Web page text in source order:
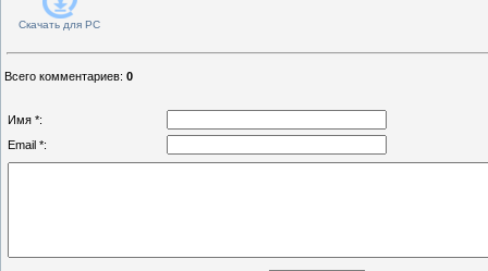
Скачать для PC
Всего комментариев: 0
Имя *:
Email *: